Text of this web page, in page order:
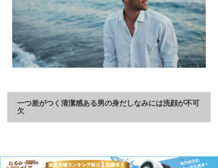
一つ差がつく清潔感ある男の身だしなみには洗顔が不可
欠